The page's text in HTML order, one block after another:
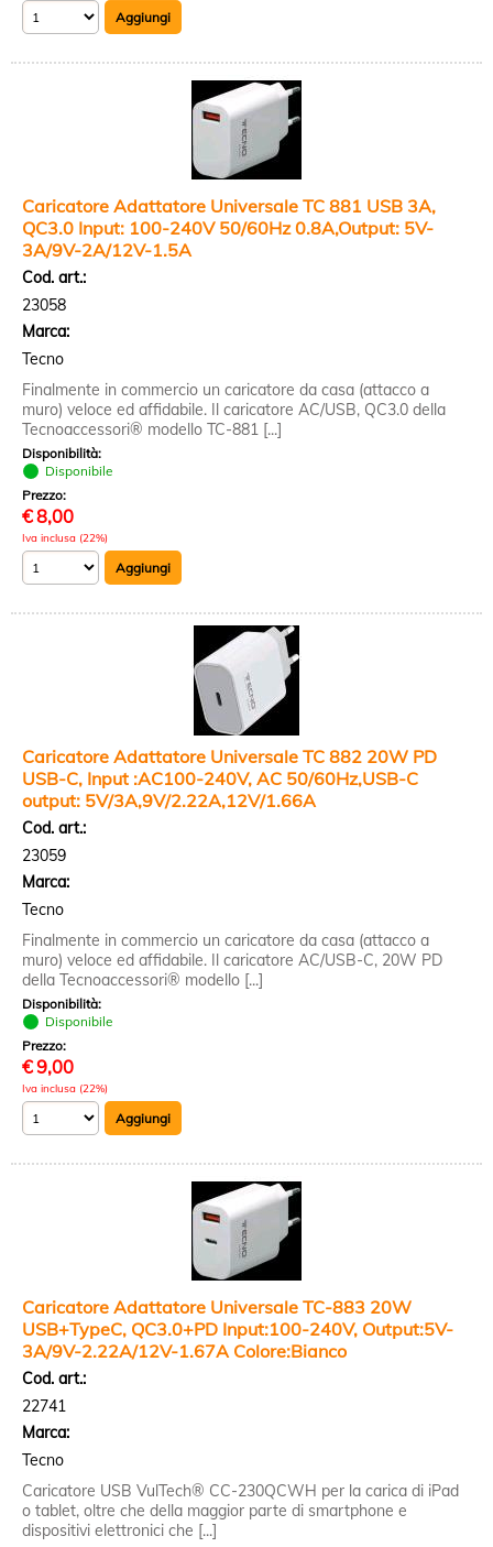
Caricatore Adattatore Universale TC 881 USB 3A,
QC3.0 Input: 100-240V 50/60Hz 0.8A,Output: 5V-
3A/9V-2A/12V-1.5A
Cod. art.:
23058
Marca:
Tecno
Finalmente in commercio un caricatore da casa (attacco a
muro) veloce ed affidabile. Il caricatore AC/USB, QC3.0 della
Tecnoaccessori® modello TC-881 [...]
Disponibilità:
Disponibile
Prezzo:
€8,00
Iva inclusa (22%)
Caricatore Adattatore Universale TC 882 20W PD
USB-C, Input :AC100-240V, AC 50/60Hz,USB-C
output: 5V/3A,9V/2.22A,12V/1.66A
Cod. art.:
23059
Marca:
Tecno
Finalmente in commercio un caricatore da casa (attacco a
muro) veloce ed affidabile. Il caricatore AC/USB-C, 20W PD
della Tecnoaccessori® modello [...]
Disponibilità:
Disponibile
Prezzo:
€9,00
Iva inclusa (22%)
Caricatore Adattatore Universale TC-883 20W
USB+TypeC, QC3.0+PD Input:100-240V, Output:5V-
3A/9V-2.22A/12V-1.67A Colore:Bianco
Cod. art.:
22741
Marca:
Tecno
Caricatore USB VulTech® CC-230QCWH per la carica di iPad
o tablet, oltre che della maggior parte di smartphone e
dispositivi elettronici che [...]